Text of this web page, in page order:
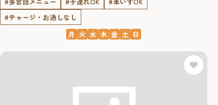
#チャージ・お通しなし
月 火 水 木 金 土 日